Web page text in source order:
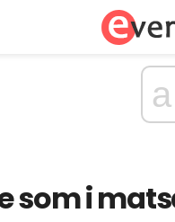
som i